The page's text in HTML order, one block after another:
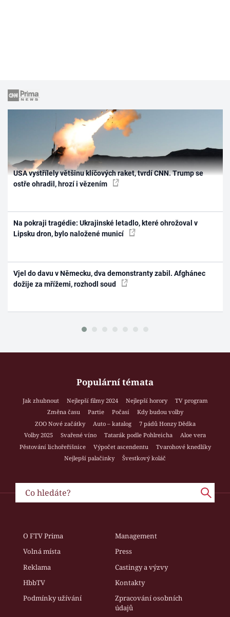
USA vystřílely většinu klíčových raket, tvrdí CNN. Trump se
ostře ohradil, hrozí i vězením
Na pokraji tragédie: Ukrajinské letadlo, které ohrožoval v
Lipsku dron, bylo naložené municí
Vjel do davu v Německu, dva demonstranty zabil. Afghánec
dožije za mřížemi, rozhodl soud
Populární témata
Jak zhubnout Nejlepší filmy 2024 Nejlepší horory
TV program
Změna času
Partie Počasí
Kdy budou volby
ZOO Nové začátky
Auto – katalog
7 pádů Honzy Dědka
Volby 2025
Svařené víno Tatarák podle Pohlreicha
Aloe vera
Pěstování lichořeřišnice
Výpočet ascendentu
Tvarohové knedlíky
Nejlepší palačinky
Švestkový koláč
O FTV Prima
Management
Volná místa
Press
Reklama
Castingy a výzvy
HbbTV
Kontakty
Podmínky užívání
Zpracování osobních
údajů